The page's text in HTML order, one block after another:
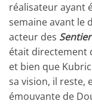
réalisateur ayant
semaine avant le
acteur des
était directement
et bien que
sa vision, il reste,
émouvante de